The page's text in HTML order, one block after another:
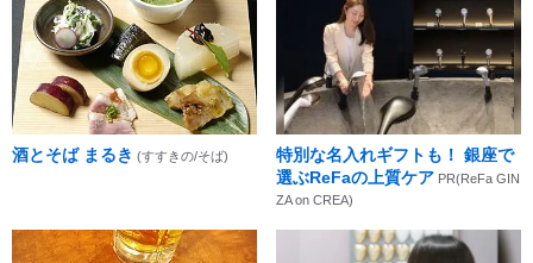
酒とそば まるき (すすきの/そば)
特別な名入れギフトも！ 銀座で
選ぶReFaの上質ケア PR(ReFa GIN
ZA on CREA)